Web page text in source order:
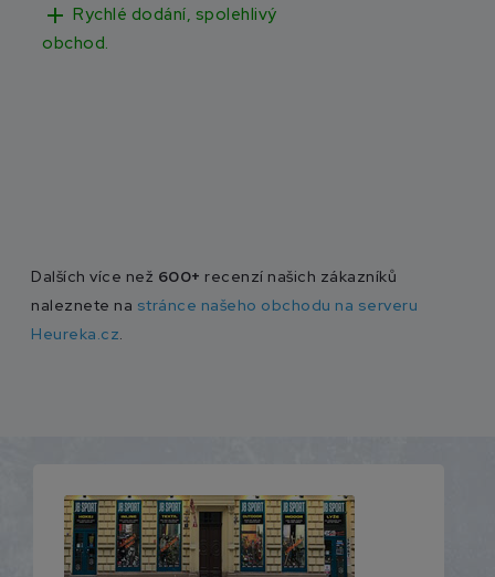
add Rychlé dodání, spolehlivý
obchod.
Dalších více než 600+ recenzí našich zákazníků
naleznete na stránce našeho obchodu na serveru
Heureka.cz.